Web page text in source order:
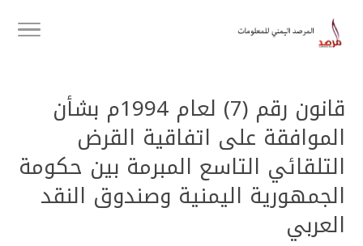
قانون رقم (7) لعام 1994م بشأن
الموافقة على اتفاقية القرض
التلقائي التاسع المبرمة بين حكومة
الجمهورية اليمنية وصندوق النقد
العربي